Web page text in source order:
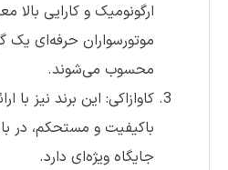
ارگونومیک و کارایی بالا
موتورسواران حرفه‌ای یک
محسوب می‌شوند.
کاوازاکی: این برند نیز با
باکیفیت و مستحکم، در
جایگاه ویژه‌ای دارد.